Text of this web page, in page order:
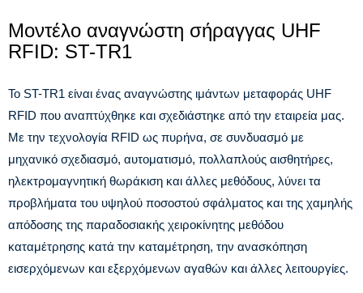
Μοντέλο αναγνώστη σήραγγας UHF
RFID: ST-TR1
Το ST-TR1 είναι ένας αναγνώστης ιμάντων μεταφοράς UHF
RFID που αναπτύχθηκε και σχεδιάστηκε από την εταιρεία μας.
Με την τεχνολογία RFID ως πυρήνα, σε συνδυασμό με
μηχανικό σχεδιασμό, αυτοματισμό, πολλαπλούς αισθητήρες,
ηλεκτρομαγνητική θωράκιση και άλλες μεθόδους, λύνει τα
προβλήματα του υψηλού ποσοστού σφάλματος και της χαμηλής
απόδοσης της παραδοσιακής χειροκίνητης μεθόδου
καταμέτρησης κατά την καταμέτρηση, την ανασκόπηση
εισερχόμενων και εξερχόμενων αγαθών και άλλες λειτουργίες.